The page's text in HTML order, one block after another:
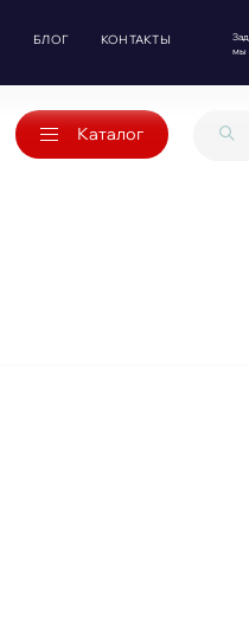
БЛОГ КОНТАКТЫ
мы
Каталог